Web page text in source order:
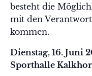
besteht die
mit den
kommen.
Dienstag, 16. Juni
Sporthalle